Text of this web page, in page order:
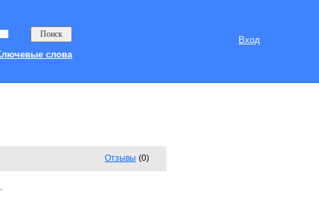
Вход
слова
Отзывы (0)